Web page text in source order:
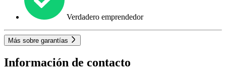
Verdadero emprendedor
Más sobre garantías
Información de contacto